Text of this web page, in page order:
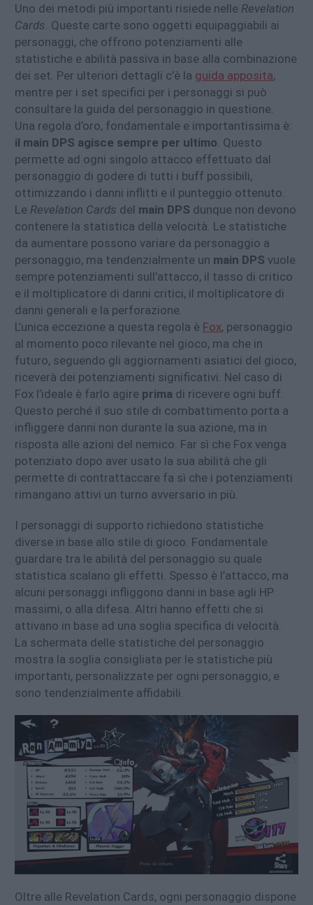
Uno dei metodi più importanti risiede nelle Revelation
Cards . Queste carte sono oggetti equipaggiabili ai
personaggi, che offrono potenziamenti alle
statistiche e abilità passiva in base alla combinazione
dei set. Per ulteriori dettagli c’è la guida apposita,
mentre per i set specifici per i personaggi si può
consultare la guida del personaggio in questione.
Una regola d’oro, fondamentale e importantissima è:
il main DPS agisce sempre per ultimo . Questo
permette ad ogni singolo attacco effettuato dal
personaggio di godere di tutti i buff possibili,
ottimizzando i danni inflitti e il punteggio ottenuto.
Le Revelation Cards del main DPS dunque non devono
contenere la statistica della velocità. Le statistiche
da aumentare possono variare da personaggio a
personaggio, ma tendenzialmente un main DPS vuole
sempre potenziamenti sull’attacco, il tasso di critico
e il moltiplicatore di danni critici, il moltiplicatore di
danni generali e la perforazione.
L’unica eccezione a questa regola è Fox, personaggio
al momento poco rilevante nel gioco, ma che in
futuro, seguendo gli aggiornamenti asiatici del gioco,
riceverà dei potenziamenti significativi. Nel caso di
Fox l’ideale è farlo agire prima di ricevere ogni buff.
Questo perché il suo stile di combattimento porta a
infliggere danni non durante la sua azione, ma in
risposta alle azioni del nemico. Far sì che Fox venga
potenziato dopo aver usato la sua abilità che gli
permette di contrattaccare fa sì che i potenziamenti
rimangano attivi un turno avversario in più.
I personaggi di supporto richiedono statistiche
diverse in base allo stile di gioco. Fondamentale
guardare tra le abilità del personaggio su quale
statistica scalano gli effetti. Spesso è l’attacco, ma
alcuni personaggi infliggono danni in base agli HP
massimi, o alla difesa. Altri hanno effetti che si
attivano in base ad una soglia specifica di velocità.
La schermata delle statistiche del personaggio
mostra la soglia consigliata per le statistiche più
importanti, personalizzate per ogni personaggio, e
sono tendenzialmente affidabili.
Oltre alle Revelation Cards, ogni personaggio dispone